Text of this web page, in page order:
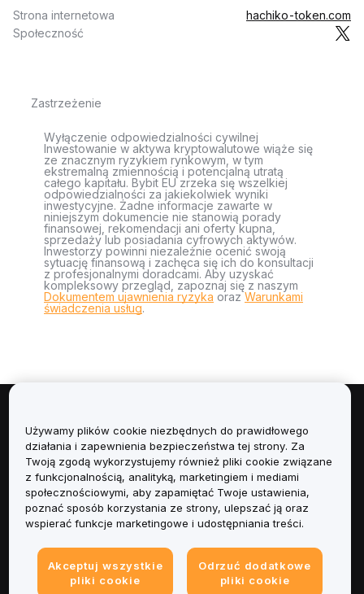
Strona internetowa
hachiko-token.com
Społeczność
Zastrzeżenie
Wyłączenie odpowiedzialności cywilnej
Inwestowanie w aktywa kryptowalutowe wiąże się
ze znacznym ryzykiem rynkowym, w tym
ekstremalną zmiennością i potencjalną utratą
całego kapitału. Bybit EU zrzeka się wszelkiej
odpowiedzialności za jakiekolwiek wyniki
inwestycyjne. Żadne informacje zawarte w
niniejszym dokumencie nie stanowią porady
finansowej, rekomendacji ani oferty kupna,
sprzedaży lub posiadania cyfrowych aktywów.
Inwestorzy powinni niezależnie ocenić swoją
sytuację finansową i zachęca się ich do konsultacji
z profesjonalnymi doradcami. Aby uzyskać
kompleksowy przegląd, zapoznaj się z naszym
Dokumentem ujawnienia ryzyka orazWarunkami
świadczenia usług.
Informacje
Usługi
Obsługa Klienta
Informacje prawne
Używamy plików cookie niezbędnych do prawidłowego
działania i zapewnienia bezpieczeństwa tej strony. Za
Twoją zgodą wykorzystujemy również pliki cookie związane
z funkcjonalnością, analityką, marketingiem i mediami
społecznościowymi, aby zapamiętać Twoje ustawienia,
poznać sposób korzystania ze strony, ulepszać ją oraz
wspierać funkcje marketingowe i udostępniania treści.
Akceptuj wszystkie
pliki cookie
Odrzuć dodatkowe
pliki cookie